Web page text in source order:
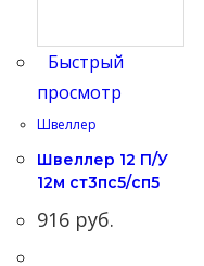
Быстрый
просмотр
Швеллер
Швеллер 12 П/У
12м ст3пс5/сп5
916 руб.